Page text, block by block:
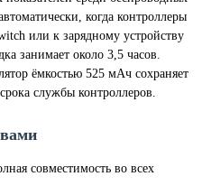
когда контроллеры
или к зарядному устройству
занимает около 3,5 часов.
ёмкостью 525 мАч сохраняет
службы контроллеров.
совместимость во всех